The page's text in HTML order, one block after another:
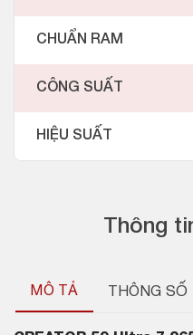
Thông
MÔ TẢ THÔNG SỐ
CHUẨN RAM
CÔNG SUẤT
HIỆU SUẤT